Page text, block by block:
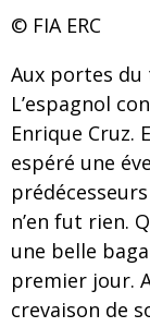
© FIA ERC
Aux portes du
L’espagnol
Enrique Cruz.
espéré une
n’en fut rien.
une belle
premier jour.
crevaison de